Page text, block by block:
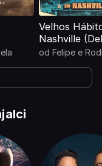
Velhos
Nashville
od Felipe e